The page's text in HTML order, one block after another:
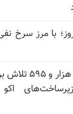
با مرز سرخ
۱۴ میلیون و ۶۲۸